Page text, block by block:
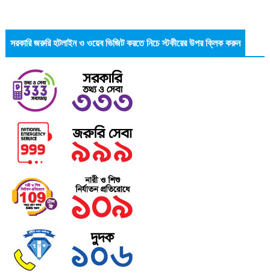
সরকারি জরুরি হটলাইন ও ওয়েব ভিজিট করতে নিচে স্টকীরের উপর ক্লিক করুন